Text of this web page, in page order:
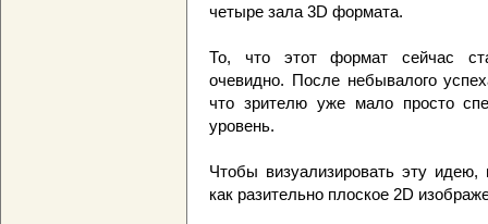
четыре зала 3D формата.
То, что этот формат сейчас
очевидно. После небывалого
что зрителю уже мало просто
уровень.
Чтобы визуализировать эту идею,
как разительно плоское 2D